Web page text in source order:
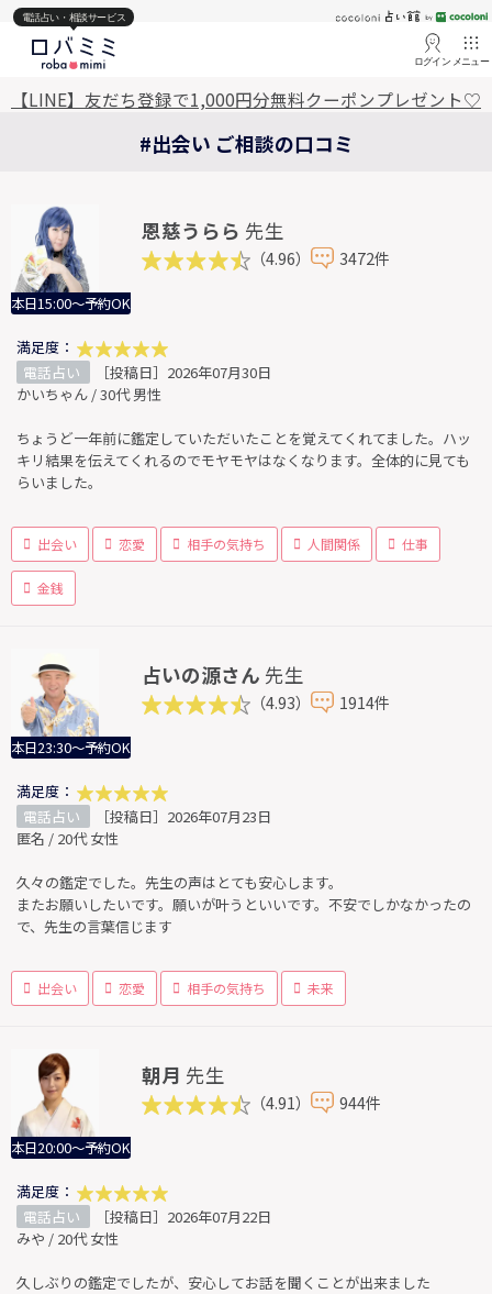
電話占い・相談サービス
ログイン メニュー
【LINE】友だち登録で1,000円分無料クーポンプレゼント♡
#出会い ご相談の口コミ
本日15:00～予約OK
恩慈うらら 先生
（4.96） 3472件
満足度：
電話占い
［投稿日］2026年07月30日
かいちゃん / 30代 男性
ちょうど一年前に鑑定していただいたことを覚えてくれてました。ハッ
キリ結果を伝えてくれるのでモヤモヤはなくなります。全体的に見ても
らいました。
出会い 恋愛 相手の気持ち 人間関係 仕事
金銭
本日23:30～予約OK
占いの源さん 先生
（4.93） 1914件
満足度：
電話占い
［投稿日］2026年07月23日
匿名 / 20代 女性
久々の鑑定でした。先生の声はとても安心します。
またお願いしたいです。願いが叶うといいです。不安でしかなかったの
で、先生の言葉信じます
出会い 恋愛 相手の気持ち 未来
本日20:00～予約OK
朝月 先生
（4.91） 944件
満足度：
電話占い
［投稿日］2026年07月22日
みや / 20代 女性
久しぶりの鑑定でしたが、安心してお話を聞くことが出来ました